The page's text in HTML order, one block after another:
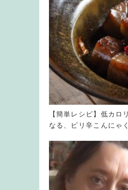
【簡単レシピ】低カロ
なる、ピリ辛こんにゃ